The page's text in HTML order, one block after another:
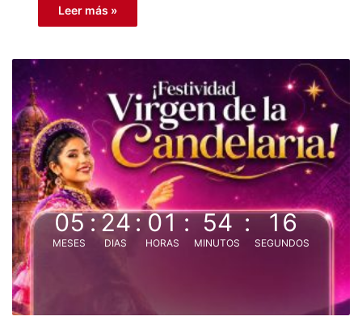
Leer más »
05
MESES
:24
DIAS
:01
HORAS
: 54
MINUTOS
: 15
SEGUNDOS